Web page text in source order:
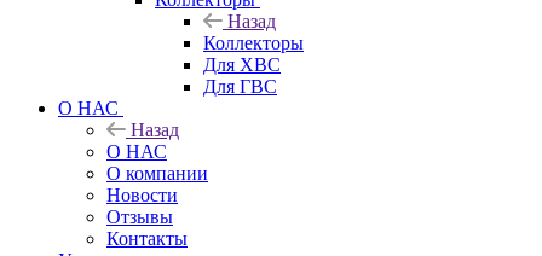
Назад
Коллекторы
Для ХВС
Для ГВС
О НАС
Назад
О НАС
О компании
Новости
Отзывы
Контакты